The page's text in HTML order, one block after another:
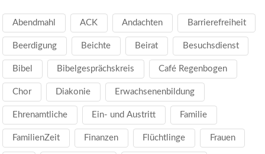
Abendmahl ACK Andachten Barrierefreiheit
Beerdigung Beichte Beirat Besuchsdienst
Bibel Bibelgesprächskreis Café Regenbogen
Chor Diakonie Erwachsenenbildung
Ehrenamtliche Ein- und Austritt Familie
FamilienZeit Finanzen Flüchtlinge Frauen